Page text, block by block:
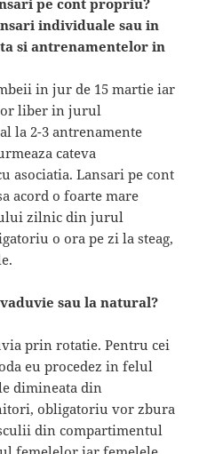
pe cont propriu?
individuale sau in
si antrenamentelor in
in jur de 15 martie iar
liber in jurul
la 2-3 antrenamente
cateva
asociatia. Lansari pe cont
acord o foarte mare
zilnic din jurul
o ora pe zi la steag,
sau la natural?
prin rotatie. Pentru cei
eu procedez in felul
dimineata din
obligatoriu vor zbura
din compartimentul